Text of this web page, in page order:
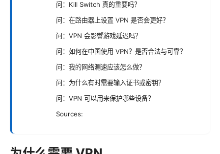
问：Kill Switch 真的重要吗？
问：在路由器上设置 VPN 是否会更好？
问：VPN 会影響游戏延迟吗？
问：如何在中国使用 VPN？是否合法与可靠？
问：我的网络测速应该怎么做？
问：为什么有时需要输入证书或密钥？
问：VPN 可以用来保护哪些设备？
Sources: